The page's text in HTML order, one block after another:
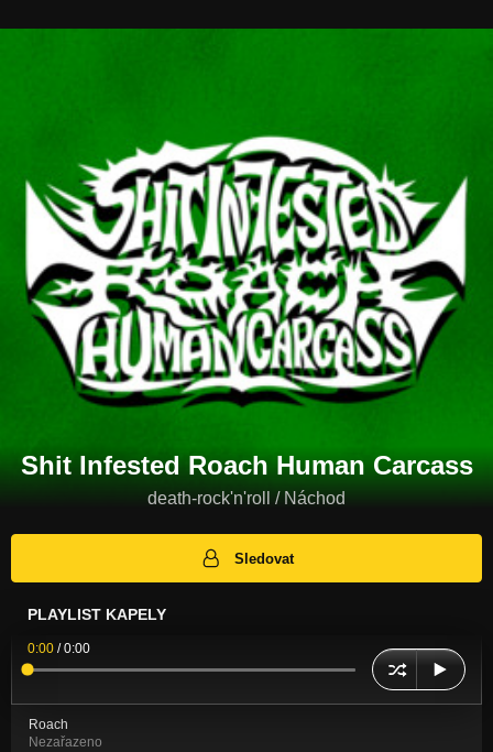
Shit Infested Roach Human Carcass
death-rock'n'roll / Náchod
Sledovat
PLAYLIST KAPELY
0:00 /0:00
Roach
Nezařazeno